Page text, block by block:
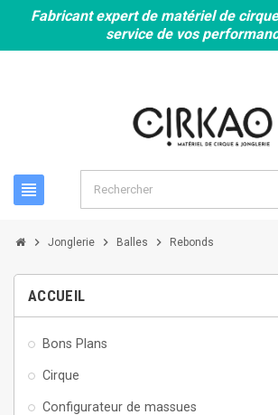
Fabricant expert de matériel de
service de vos
view_headline
chevron_right Jonglerie chevron_right Balles chevron_right Rebonds
ACCUEIL
Bons Plans
Cirque
Configurateur de massues